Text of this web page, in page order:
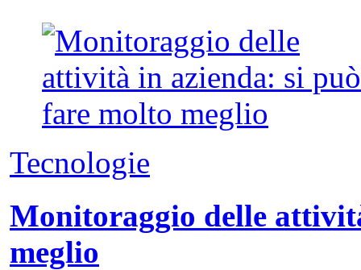
Tecnologie
Monitoraggio delle
meglio